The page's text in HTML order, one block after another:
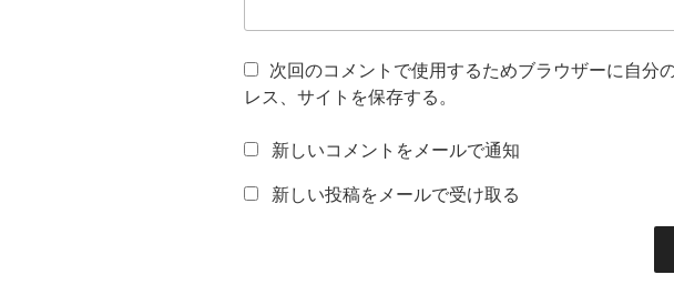
次回のコメントで使用するためブラウザーに自分
レス、サイトを保存する。
新しいコメントをメールで通知
新しい投稿をメールで受け取る